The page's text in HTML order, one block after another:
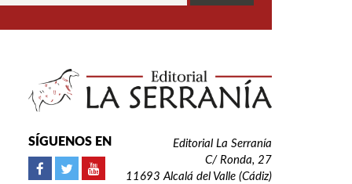
SÍGUENOS EN
Editorial La Serranía
C/ Ronda, 27
11693 Alcalá del Valle (Cádiz)